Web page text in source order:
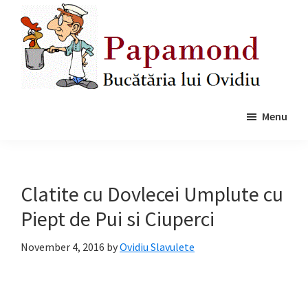
main
content
primary
sidebar
Menu
Clatite cu Dovlecei Umplute cu
Piept de Pui si Ciuperci
November 4, 2016 byOvidiu Slavulete